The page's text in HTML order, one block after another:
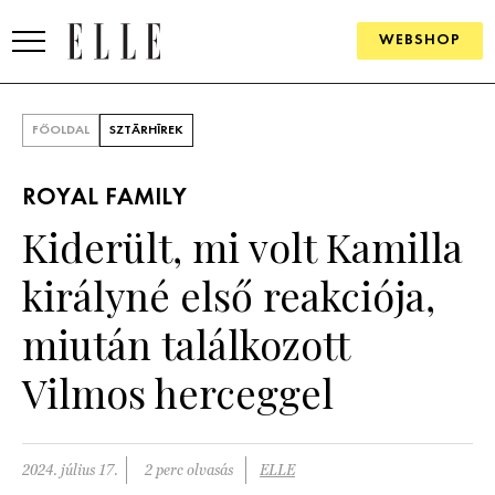
WEBSHOP
SZÉPSÉG
PSZICHÉ
PÁRKAPCSOLAT
FŐOLDAL SZTÁRHÍREK
ROYAL FAMILY
Kiderült, mi volt Kamilla
királyné első reakciója,
miután találkozott
Vilmos herceggel
2024. július 17. 2 perc olvasás ELLE